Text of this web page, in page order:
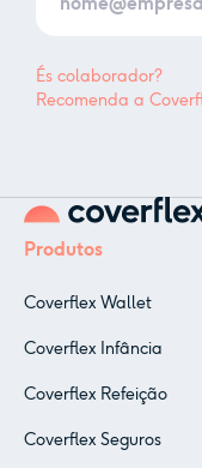
És colaborador?
Recomenda a
Produtos
Coverflex Wallet
Coverflex Infância
Coverflex Refeição
Coverflex Seguros